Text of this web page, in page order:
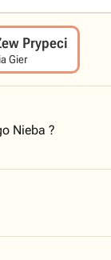
Prypeci
Gier
Nieba ?